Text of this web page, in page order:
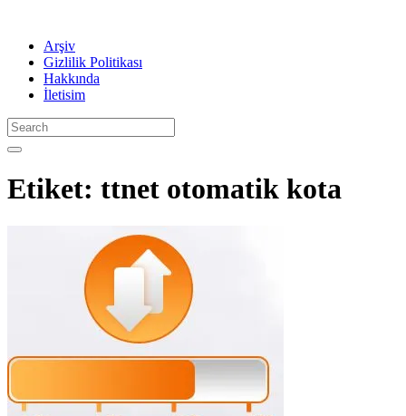
Arşiv
Gizlilik Politikası
Hakkında
İletisim
Etiket: ttnet otomatik kota